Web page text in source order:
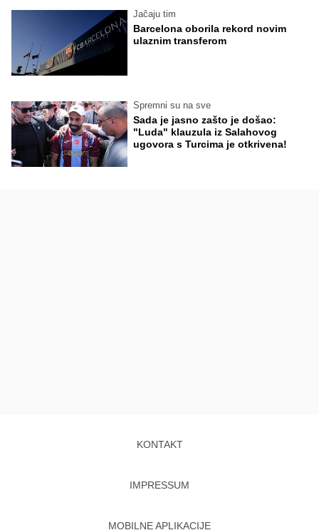
Jačaju tim
Barcelona oborila rekord novim
ulaznim transferom
Spremni su na sve
Sada je jasno zašto je došao:
"Luda" klauzula iz Salahovog
ugovora s Turcima je otkrivena!
KONTAKT
IMPRESSUM
MOBILNE APLIKACIJE